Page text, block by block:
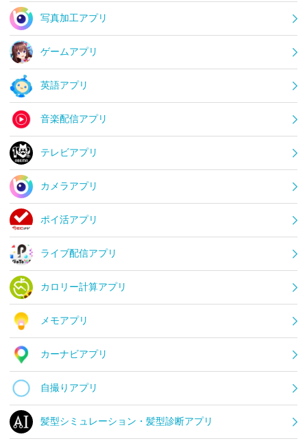
写真加工アプリ
ゲームアプリ
英語アプリ
音楽配信アプリ
テレビアプリ
カメラアプリ
ポイ活アプリ
ライブ配信アプリ
カロリー計算アプリ
メモアプリ
カーナビアプリ
自撮りアプリ
髪型シミュレーション・髪型診断アプリ